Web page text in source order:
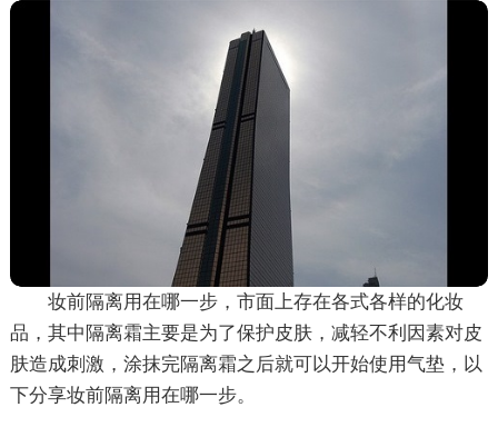
妆前隔离用在哪一步，市面上存在各式各样的化妆
品，其中隔离霜主要是为了保护皮肤，减轻不利因素对皮
肤造成刺激，涂抹完隔离霜之后就可以开始使用气垫，以
下分享妆前隔离用在哪一步。